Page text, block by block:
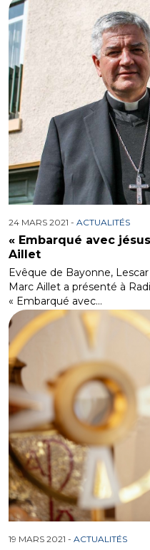
24 MARS 2021 - ACTUALITÉS
« Embarqué avec
Aillet
Evêque de Bayonne,
Marc Aillet a présenté à
« Embarqué avec…
19 MARS 2021 - ACTUALITÉS